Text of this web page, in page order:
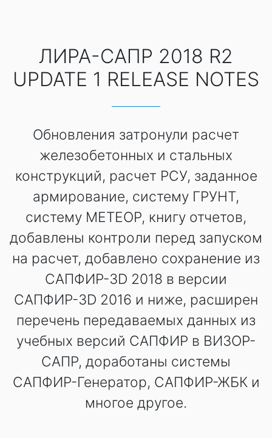
ЛИРА-САПР 2018 R2
UPDATE 1 RELEASE NOTES
Обновления затронули расчет
железобетонных и стальных
конструкций, расчет РСУ, заданное
армирование, систему ГРУНТ,
систему МЕТЕОР, книгу отчетов,
добавлены контроли перед запуском
на расчет, добавлено сохранение из
САПФИР-3D 2018 в версии
САПФИР-3D 2016 и ниже, расширен
перечень передаваемых данных из
учебных версий САПФИР в ВИЗОР-
САПР, доработаны системы
САПФИР-Генератор, САПФИР-ЖБК и
многое другое.